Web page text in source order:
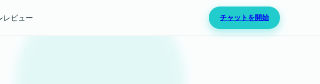
レビュー チャットを開始